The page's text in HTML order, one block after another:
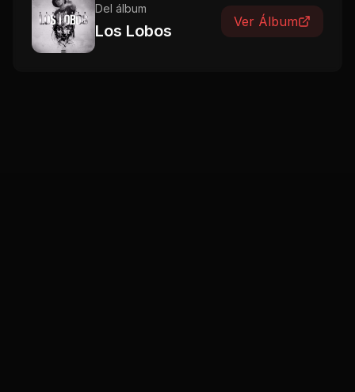
Del álbum
Los Lobos Ver Álbum